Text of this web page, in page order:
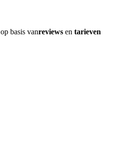
op basis vanreviews en tarieven